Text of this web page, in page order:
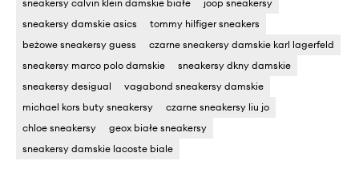
sneakersy calvin klein damskie białe
joop sneakersy
sneakersy damskie asics
tommy hilfiger sneakers
beżowe sneakersy guess
czarne sneakersy damskie karl lagerfeld
sneakersy marco polo damskie
sneakersy dkny damskie
sneakersy desigual
vagabond sneakersy damskie
michael kors buty sneakersy
czarne sneakersy liu jo
chloe sneakersy
geox białe sneakersy
sneakersy damskie lacoste biale